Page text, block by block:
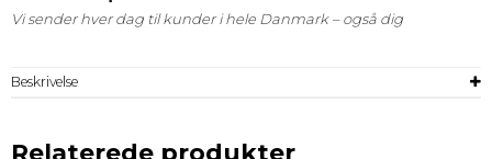
Vi sender hver dag til kunder i hele Danmark – også dig
Beskrivelse
Relaterede produkter